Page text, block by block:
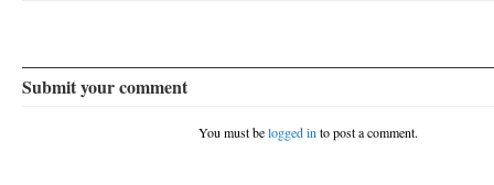
Submit your comment
You must belogged in to post a comment.